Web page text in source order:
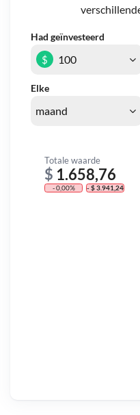
Had geïnvesteerd
Elke
$
Totale waarde
$ 1.658,76
- 0,00% - $ 3.941,24